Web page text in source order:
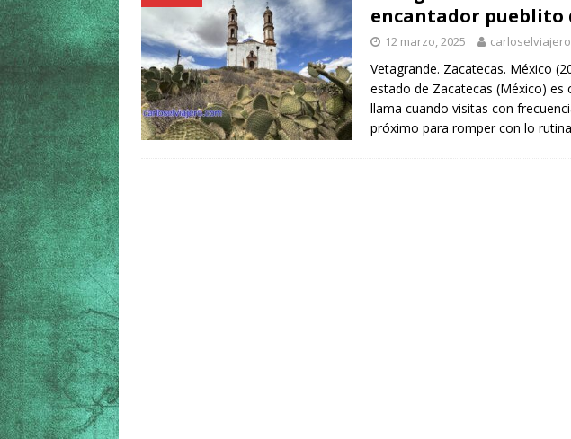
encantador pueblito
12 marzo, 2025 carloselviajero
Vetagrande. Zacatecas. México
estado de Zacatecas (México)
llama cuando visitas con
próximo para romper con lo